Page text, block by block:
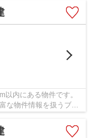
内にある物件です。
な物件情報を扱うブリ